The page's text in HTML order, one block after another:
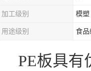
加工级别 模塑
用途级别 食品
PE板具